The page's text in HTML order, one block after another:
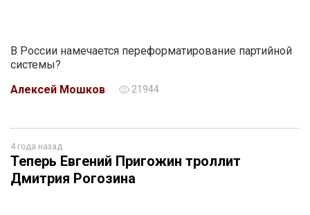
В России намечается переформатирование партийной
системы?
Алексей Мошков
21944
4 года назад
Теперь Евгений Пригожин троллит
Дмитрия Рогозина